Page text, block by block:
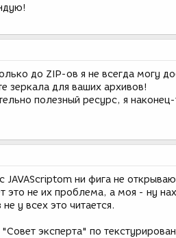
до ZIP-ов я не всегда могу
зеркала для ваших архивов!
полезный ресурс, я
JAVAScriptom ни фига не
это не их проблема, а моя - ну
у всех это читается.
эксперта" по